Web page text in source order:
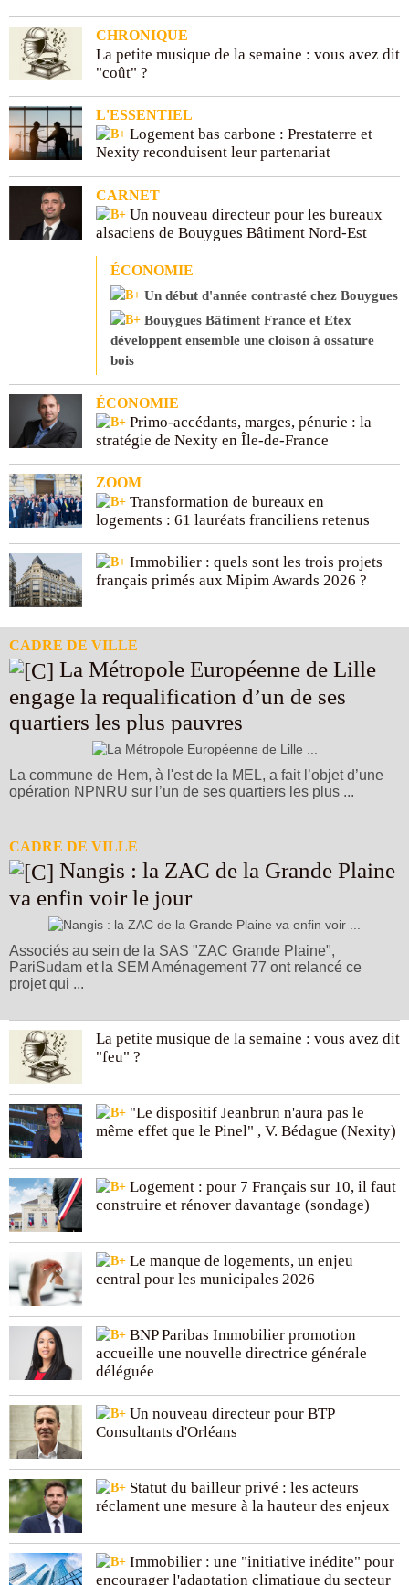
CHRONIQUE
La petite musique de la semaine : vous avez dit
"coût" ?
L'ESSENTIEL
Logement bas carbone : Prestaterre et
Nexity reconduisent leur partenariat
CARNET
Un nouveau directeur pour les bureaux
alsaciens de Bouygues Bâtiment Nord-Est
ÉCONOMIE
Un début d'année contrasté chez Bouygues
Bouygues Bâtiment France et Etex
développent ensemble une cloison à ossature
bois
ÉCONOMIE
Primo-accédants, marges, pénurie : la
stratégie de Nexity en Île-de-France
ZOOM
Transformation de bureaux en
logements : 61 lauréats franciliens retenus
Immobilier : quels sont les trois projets
français primés aux Mipim Awards 2026 ?
CADRE DE VILLE
engage la requalification d’un de ses
quartiers les plus pauvres
La commune de Hem, à l'est de la MEL, a fait l’objet d’une
opération NPNRU sur l’un de ses quartiers les plus ...
CADRE DE VILLE
va enfin voir le jour
Associés au sein de la SAS "ZAC Grande Plaine",
PariSudam et la SEM Aménagement 77 ont relancé ce
projet qui ...
La petite musique de la semaine : vous avez dit
"feu" ?
"Le dispositif Jeanbrun n'aura pas le
même effet que le Pinel" , V. Bédague (Nexity)
Logement : pour 7 Français sur 10, il faut
construire et rénover davantage (sondage)
Le manque de logements, un enjeu
central pour les municipales 2026
BNP Paribas Immobilier promotion
accueille une nouvelle directrice générale
déléguée
Un nouveau directeur pour BTP
Consultants d'Orléans
Statut du bailleur privé : les acteurs
réclament une mesure à la hauteur des enjeux
Immobilier : une "initiative inédite" pour
encourager l'adaptation climatique du secteur